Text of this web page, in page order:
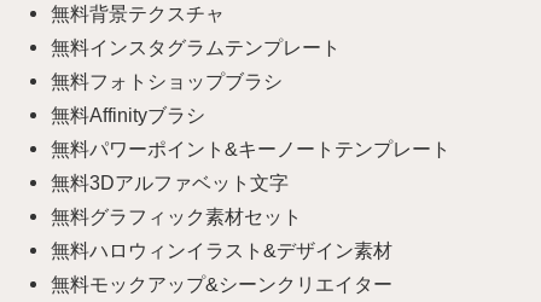
無料背景テクスチャ
無料インスタグラムテンプレート
無料フォトショップブラシ
無料Affinityブラシ
無料パワーポイント&キーノートテンプレート
無料3Dアルファベット文字
無料グラフィック素材セット
無料ハロウィンイラスト&デザイン素材
無料モックアップ&シーンクリエイター